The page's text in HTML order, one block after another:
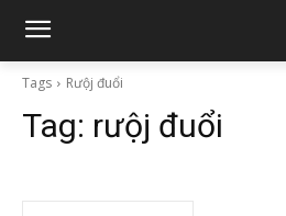
Tags Rưộj đuổi
Tag: rưộj đuổi